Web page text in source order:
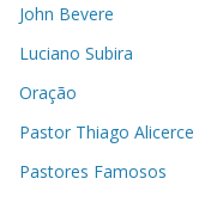
John Bevere
Luciano Subira
Oração
Pastor Thiago Alicerce
Pastores Famosos